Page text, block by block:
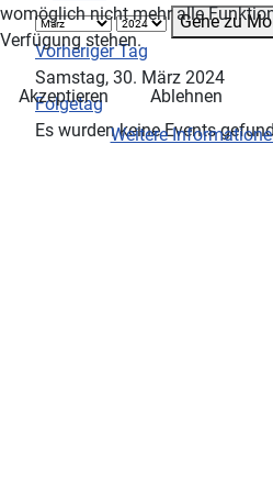
Gehe zu
Vorheriger Tag
Samstag, 30. März 2024
Folgetag
Es wurden keine Events
womöglich nicht mehr alle
Verfügung stehen.
Akzeptieren
Ablehnen
Weitere